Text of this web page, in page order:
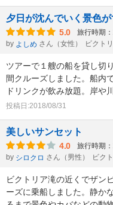
夕日が沈んでいく景色
5.0 旅行時期
by よしめ さん（女性） ビクト
ツアーで１艘の船を貸し切
間クルーズしました。船内
ドリンクが飲み放題。岸や
投稿日:2018/08/31
美しいサンセット
4.0 旅行時期
by シロクロ さん（男性） ビク
ビクトリア滝の近くでザン
ーズに乗船しました。静か